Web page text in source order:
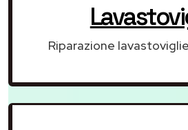
Riparazione